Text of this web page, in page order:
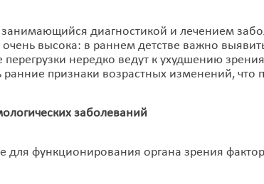
диагностикой и лечением
очень высока: в раннем детстве важно
перегрузки нередко ведут к ухудшению
ранние признаки возрастных изменений, что
заболеваний
для функционирования органа зрения